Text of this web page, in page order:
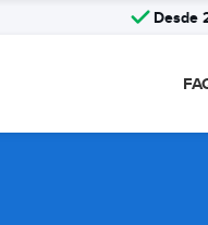
Desde